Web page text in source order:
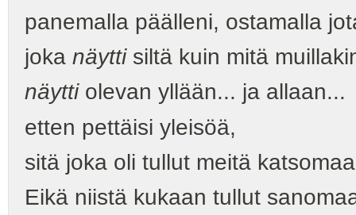
panemalla päälleni, ostamalla
joka näyttisiltä kuin mitä
näytti olevan yllään... ja allaan...
etten pettäisi yleisöä,
sitä joka oli tullut meitä
Eikä niistä kukaan tullut